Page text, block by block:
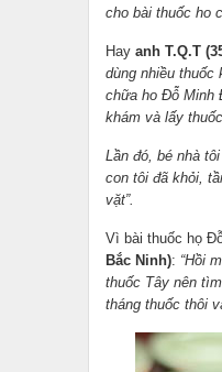
cho bài thuốc ho
Hay anh T.Q.T
dùng nhiều thuốc
chữa ho Đỗ Minh
khám và lấy
Lần đó, bé nhà
con tôi đã khỏi,
vặt”.
Vì bài thuốc họ
Bắc Ninh): “Hồi
thuốc Tây nên
tháng thuốc thôi